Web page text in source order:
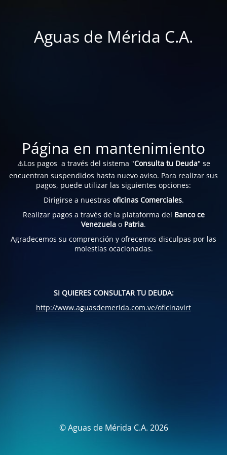
Aguas de Mérida C.A.
Página en mantenimiento
⚠️Los pagos a través del sistema "Consulta tu Deuda" se
encuentran suspendidos hasta nuevo aviso. Para realizar sus
pagos, puede utilizar las siguientes opciones:
Dirigirse a nuestras oficinas Comerciales.
Realizar pagos a través de la plataforma del Banco ce
Venezuela o Patria.
Agradecemos su comprención y ofrecemos disculpas por las
molestias ocacionadas.
SI QUIERES CONSULTAR TU DEUDA:
http://www.aguasdemerida.com.ve/oficinavirt
© Aguas de Mérida C.A. 2026